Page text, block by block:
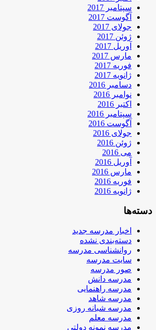
سپتامبر 2017
آگوست 2017
جولای 2017
ژوئن 2017
آوریل 2017
مارس 2017
فوریه 2017
ژانویه 2017
دسامبر 2016
نوامبر 2016
اکتبر 2016
سپتامبر 2016
آگوست 2016
جولای 2016
ژوئن 2016
می 2016
آوریل 2016
مارس 2016
فوریه 2016
ژانویه 2016
دسته‌ها
اخبار مدرسه جدید
دسته‌بندی نشده
روانشناسی مدرسه
سایت مدرسه
صور مدرسه
مدرسه دانش
مدرسه راهنمایی
مدرسه شاهد
مدرسه شبانه روزی
مدرسه معلم
مدرسه نمونه دولتی